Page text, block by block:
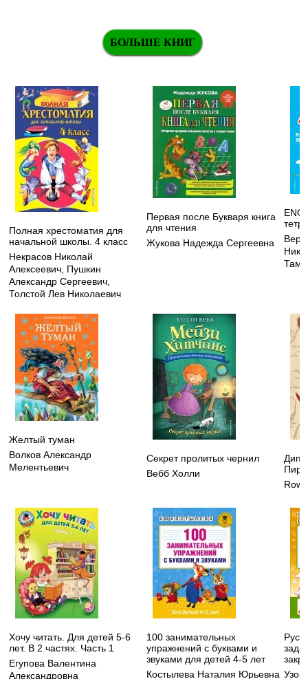
БОЛЬШЕ КНИГ
Полная хрестоматия для
начальной школы. 4 класс
Некрасов Николай
Алексеевич Пушкин
Александр Сергеевич
Толстой Лев Николаевич
Первая после Букваря книга
для чтения
Жукова Надежда Сергеевна
Желтый туман
Волков Александр
Мелентьевич
Секрет пролитых чернил
Вебб Холли
Хочу читать. Для детей 5-6
лет. В 2 частях. Часть 1
Егупова Валентина
Александровна
100 занимательных
упражнений с буквами и
звуками для детей 4-5 лет
Костылева Наталия Юрьевна